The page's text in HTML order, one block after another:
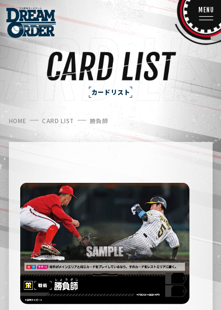
MENU
カードリスト
HOME CARD LIST 勝負師